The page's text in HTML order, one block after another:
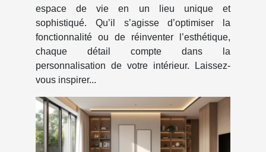
espace de vie en un lieu unique et
sophistiqué. Qu’il s’agisse d’optimiser la
fonctionnalité ou de réinventer l’esthétique,
chaque détail compte dans la
personnalisation de votre intérieur. Laissez-
vous inspirer...